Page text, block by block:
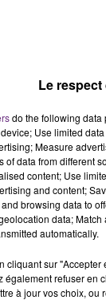
LE
Alors
2026
les
Le
do the following data
Use limited
Measure
of data from different
content; Use
and content;
browsing data to
data;
automatically.
cliquant sur
également refuser en
à jour vos choix,